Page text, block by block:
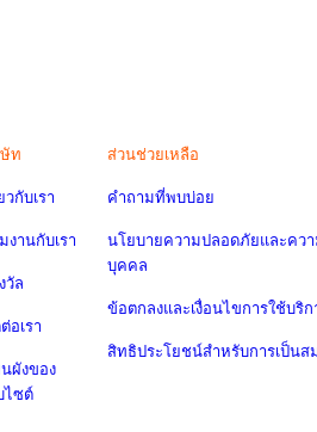
ท
วกับเรา
งานกับเรา
วัล
อเรา
ผังของ
ไซต์
ส่วนช่วยเหลือ
คำถามที่พบบ่อย
นโยบายความปลอดภัยและคว
บุคคล
ข้อตกลงและเงื่อนไขการใช้บริก
สิทธิประโยชน์สำหรับการเป็นส